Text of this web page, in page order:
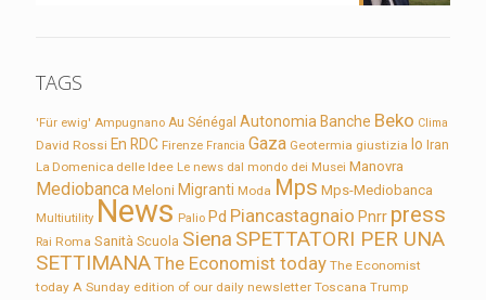
TAGS
'Für ewig' Ampugnano Au Sénégal Autonomia Banche Beko Clima
David Rossi En RDC Firenze Francia Gaza Geotermia giustizia Io Iran
La Domenica delle Idee Le news dal mondo dei Musei Manovra
Mediobanca Meloni Migranti Moda Mps Mps-Mediobanca
Multiutility News Palio Pd Piancastagnaio Pnrr press
Rai Roma Sanità Scuola Siena SPETTATORI PER UNA
SETTIMANAThe Economist today The Economist
today A Sunday edition of our daily newsletter Toscana Trump